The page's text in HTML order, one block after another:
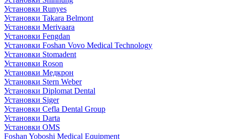
Установки Runyes
Установки Takara Belmont
Установки Merivaara
Установки Fengdan
Установки Foshan Vovo Medical Technology
Установки Stomadent
Установки Roson
Установки Медкрон
Установки Stern Weber
Установки Diplomat Dental
Установки Siger
Установки Cefla Dental Group
Установки Darta
Установки OMS
Foshan Yoboshi Medical Equipment